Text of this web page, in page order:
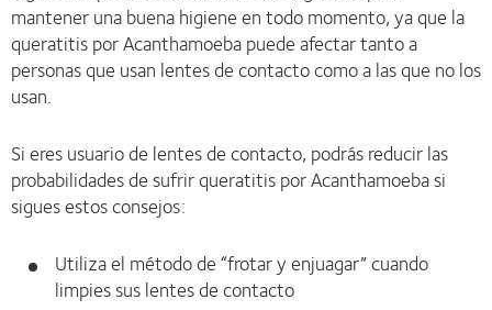
mantener una buena higiene en todo momento, ya que la
queratitis por Acanthamoeba puede afectar tanto a
personas que usan lentes de contacto como a las que no los
usan.
Si eres usuario de lentes de contacto, podrás reducir las
probabilidades de sufrir queratitis por Acanthamoeba si
sigues estos consejos:
Utiliza el método de “frotar y enjuagar” cuando
limpies sus lentes de contacto